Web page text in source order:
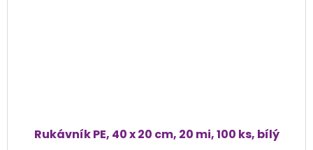
Rukávník PE, 40 x 20 cm, 20 mi, 100 ks, bílý